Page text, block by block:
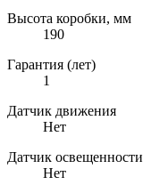
Высота коробки, мм
190
Гарантия (лет)
1
Датчик движения
Нет
Датчик освещенности
Нет